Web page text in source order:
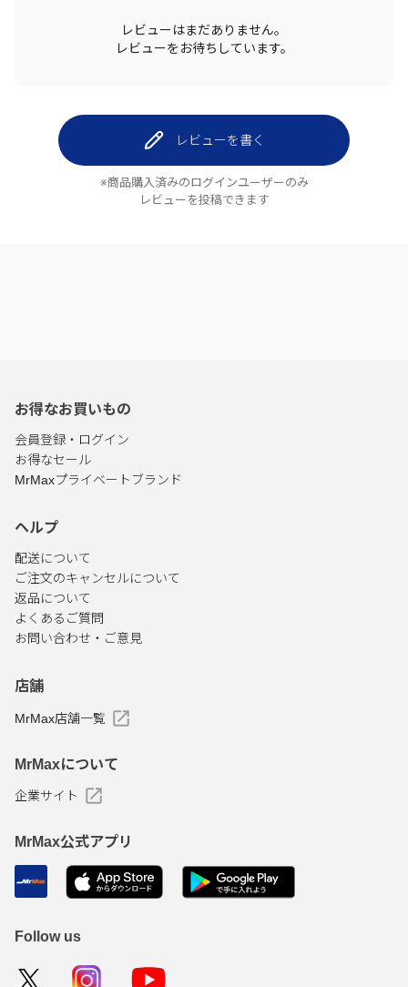
レビューはまだありません。
レビューをお待ちしています。
レビューを書く
※商品購入済みのログインユーザーのみ
レビューを投稿できます
お得なお買いもの
会員登録・ログイン
お得なセール
MrMaxプライベートブランド
ヘルプ
配送について
ご注文のキャンセルについて
返品について
よくあるご質問
お問い合わせ・ご意見
店舗
MrMax店舗一覧
MrMaxについて
企業サイト
MrMax公式アプリ
Follow us